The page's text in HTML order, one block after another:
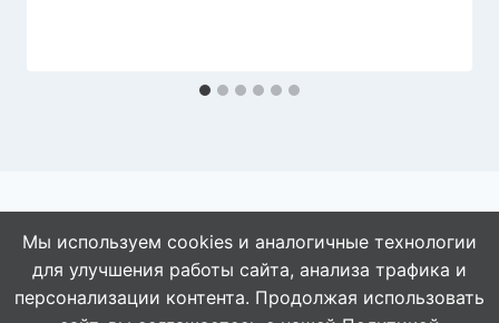
© 2026 АбАлдеть!
Мы используем cookies и аналогичные технологии
для улучшения работы сайта, анализа трафика и
персонализации контента. Продолжая использовать